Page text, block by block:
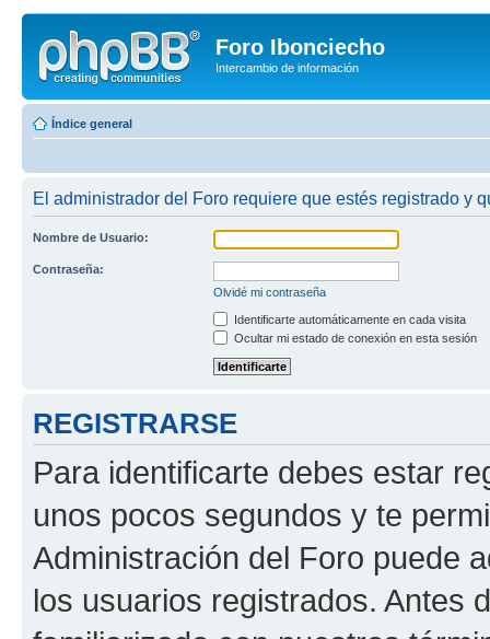
Foro Ibonciecho
Intercambio de información
Índice general
El administrador del Foro requiere que estés registrado y
Nombre de Usuario:
Contraseña:
Olvidé mi contraseña
Identificarte automáticamente en cada visita
Ocultar mi estado de conexión en esta sesión
REGISTRARSE
Para identificarte debes estar
unos pocos segundos y te
Administración del Foro puede
los usuarios registrados. Antes